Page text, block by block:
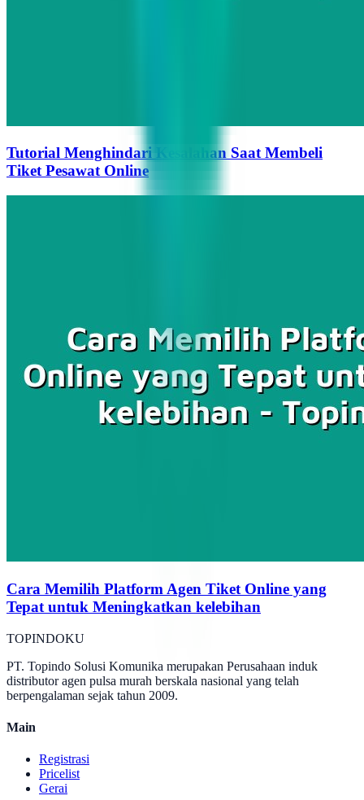
Tutorial Menghindari Kesalahan Saat Membeli
Tiket Pesawat Online
Cara Memilih Platform Agen Tiket Online yang
Tepat untuk Meningkatkan kelebihan
TOPINDOKU
PT. Topindo Solusi Komunika merupakan Perusahaan induk
distributor agen pulsa murah berskala nasional yang telah
berpengalaman sejak tahun 2009.
Main
Registrasi
Pricelist
Gerai